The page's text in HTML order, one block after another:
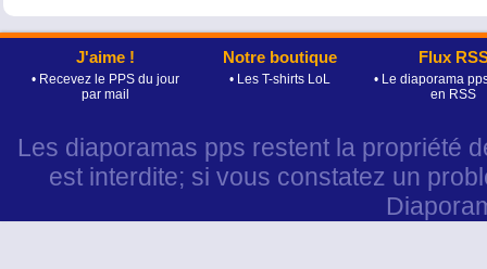
Flux
• Le diaporama
en RSS
Notre boutique
• Les T-shirts LoL
J'aime !
• Recevez le PPS du jour
par mail
Les diaporamas pps restent la propriété
est interdite; si vous constatez un